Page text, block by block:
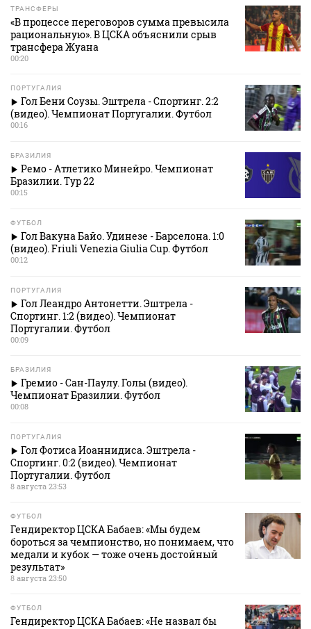
ТРАНСФЕРЫ
«В процессе переговоров сумма превысила
рациональную». В ЦСКА объяснили срыв
трансфера Жуана
00:20
ПОРТУГАЛИЯ
Гол Бени Соузы. Эштрела - Спортинг. 2:2
(видео). Чемпионат Португалии. Футбол
00:16
БРАЗИЛИЯ
Ремо - Атлетико Минейро. Чемпионат
Бразилии. Тур 22
00:15
ФУТБОЛ
Гол Вакуна Байо. Удинезе - Барселона. 1:0
(видео). Friuli Venezia Giulia Cup. Футбол
00:12
ПОРТУГАЛИЯ
Гол Леандро Антонетти. Эштрела -
Спортинг. 1:2 (видео). Чемпионат
Португалии. Футбол
00:09
БРАЗИЛИЯ
Гремио - Сан-Паулу. Голы (видео).
Чемпионат Бразилии. Футбол
00:08
ПОРТУГАЛИЯ
Гол Фотиса Иоаннидиса. Эштрела -
Спортинг. 0:2 (видео). Чемпионат
Португалии. Футбол
8 августа 23:53
ФУТБОЛ
Гендиректор ЦСКА Бабаев: «Мы будем
бороться за чемпионство, но понимаем, что
медали и кубок — тоже очень достойный
результат»
8 августа 23:50
ФУТБОЛ
Гендиректор ЦСКА Бабаев: «Не назвал бы